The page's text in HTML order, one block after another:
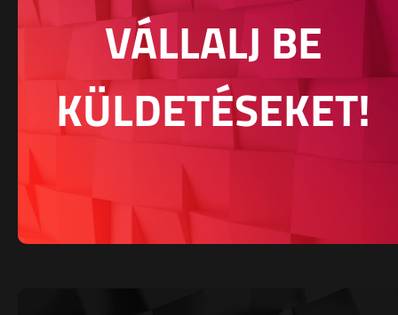
VÁLLALJ BE
KÜLDETÉSEKET!